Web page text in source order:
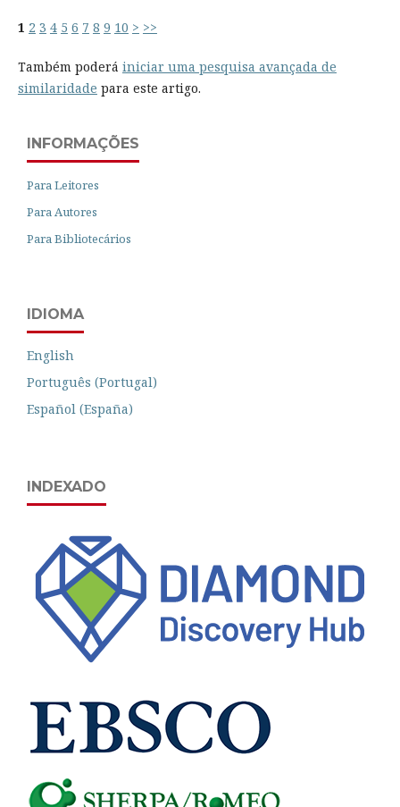
1 2 3 4 5 6 7 8 9 10 > >>
Também poderá iniciar uma pesquisa avançada de
similaridade para este artigo.
INFORMAÇÕES
Para Leitores
Para Autores
Para Bibliotecários
IDIOMA
English
Português (Portugal)
Español (España)
INDEXADO